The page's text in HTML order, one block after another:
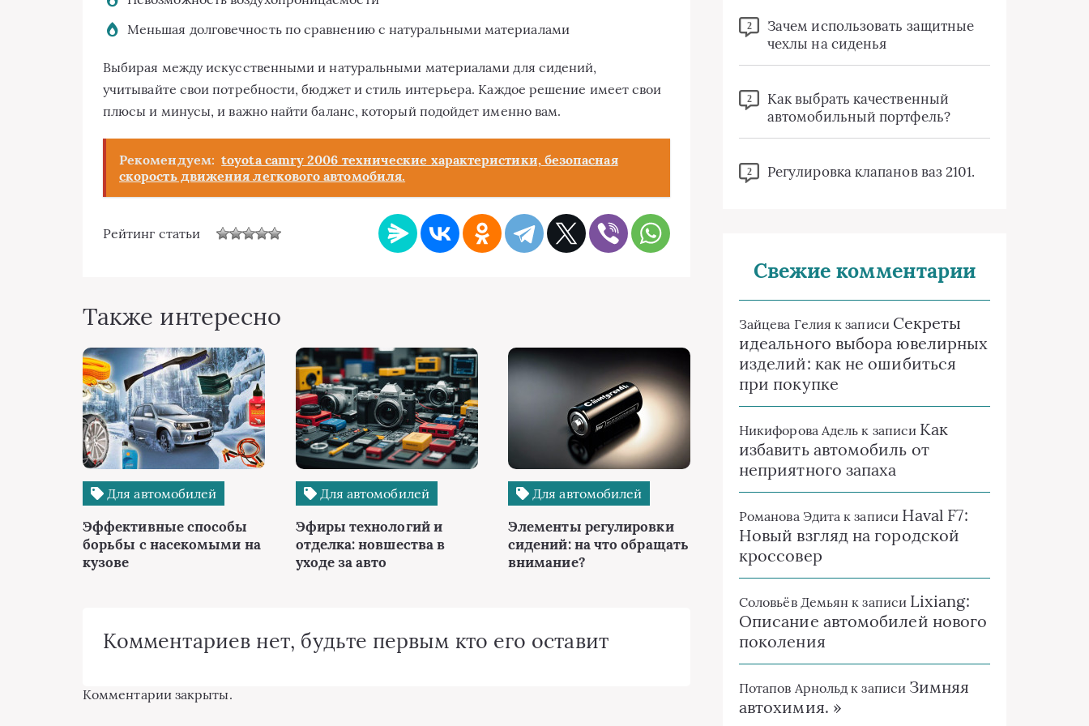
Меньшая долговечность по сравнению с натуральными материалами
Выбирая между искусственными и натуральными материалами для сидений,
учитывайте свои потребности, бюджет и стиль интерьера. Каждое решение имеет свои
плюсы и минусы, и важно найти баланс, который подойдет именно вам.
Рекомендуем: toyota camry 2006 технические характеристики, безопасная
скорость движения легкового автомобиля.
Рейтинг статьи
Также интересно
Для автомобилей
Эффективные способы
борьбы с насекомыми на
кузове
Для автомобилей
Эфиры технологий и
отделка: новшества в
уходе за авто
Для автомобилей
Элементы регулировки
сидений: на что обращать
внимание?
Комментариев нет, будьте первым кто его оставит
Комментарии закрыты.
2
Зачем использовать защитные
чехлы на сиденья
2
Как выбрать качественный
автомобильный портфель?
2 Регулировка клапанов ваз 2101.
Свежие комментарии
Зайцева Гелия к записи Секреты
идеального выбора ювелирных
изделий: как не ошибиться
при покупке
Никифорова Адель к записи Как
избавить автомобиль от
неприятного запаха
Романова Эдита к записи Haval F7:
Новый взгляд на городской
кроссовер
Соловьёв Демьян к записи Lixiang:
Описание автомобилей нового
поколения
Потапов Арнольд к записи Зимняя
автохимия. »